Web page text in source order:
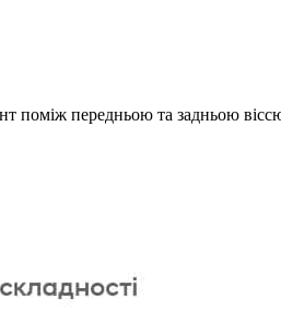
передньою та задньою